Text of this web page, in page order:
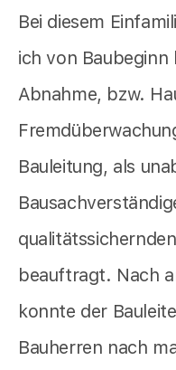
Bei diesem
ich von Baubeginn
Abnahme, bzw.
Bauleitung, als
beauftragt. Nach
konnte der
Bauherren nach